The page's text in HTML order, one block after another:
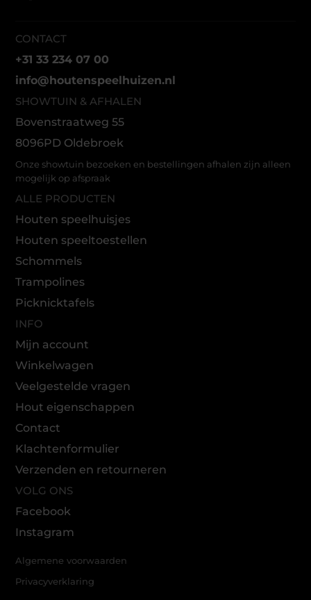
CONTACT
+31 33 234 07 00
info@houtenspeelhuizen.nl
SHOWTUIN & AFHALEN
Bovenstraatweg 55
8096PD Oldebroek
Onze showtuin bezoeken en bestellingen afhalen zijn alleen
mogelijk op afspraak
ALLE PRODUCTEN
Houten speelhuisjes
Houten speeltoestellen
Schommels
Trampolines
Picknicktafels
INFO
Mijn account
Winkelwagen
Veelgestelde vragen
Hout eigenschappen
Contact
Klachtenformulier
Verzenden en retourneren
VOLG ONS
Facebook
Instagram
Algemene voorwaarden
Privacyverklaring